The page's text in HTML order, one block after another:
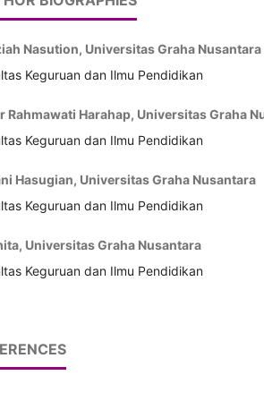
Nasution, Universitas Graha Nusantara
Keguruan dan Ilmu Pendidikan
Rahmawati Harahap, Universitas Graha
Keguruan dan Ilmu Pendidikan
Hasugian, Universitas Graha Nusantara
Keguruan dan Ilmu Pendidikan
Universitas Graha Nusantara
Keguruan dan Ilmu Pendidikan